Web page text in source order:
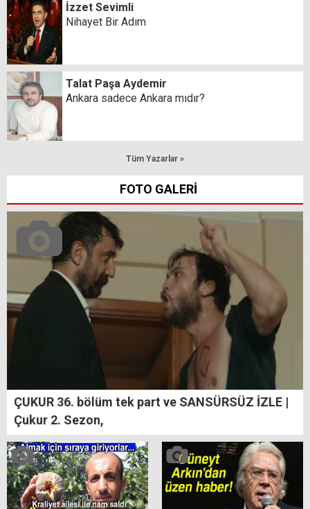
İzzet Sevimli
Nihayet Bir Adım
Talat Paşa Aydemir
Ankara sadece Ankara mıdır?
Tüm Yazarlar »
FOTO GALERİ
ÇUKUR 36. bölüm tek part ve SANSÜRSÜZ İZLE |
Çukur 2. Sezon,